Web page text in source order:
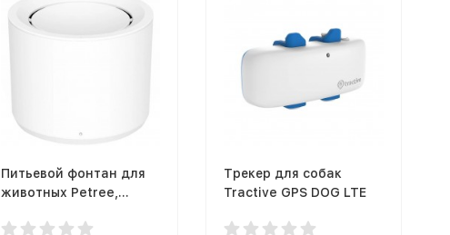
Питьевой фонтан для
животных Petree,
Трекер для собак
Tractive GPS DOG LTE